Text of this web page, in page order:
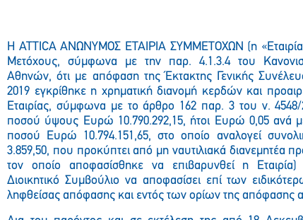
Η ATTICA ΑΝΩΝΥΜΟΣ ΕΤΑΙΡΙΑ ΣΥΜΜΕΤΟΧΩΝ (η
Μετόχους, σύμφωνα με την παρ. 4.1.3.4 του
Αθηνών, ότι με απόφαση της Έκτακτης Γενικής
2019 εγκρίθηκε η χρηματική διανομή κερδών και
Εταιρίας, σύμφωνα με το άρθρο 162 παρ. 3 του ν.
ποσού ύψους Ευρώ 10.790.292,15, ήτοι Ευρώ 0,05 ανά
ποσού Ευρώ 10.794.151,65, στο οποίο αναλογεί
3.859,50, που προκύπτει από μη ναυτιλιακά διανεμητέα
τον οποίο αποφασίσθηκε να επιβαρυνθεί η Εταιρία)
Διοικητικό Συμβούλιο να αποφασίσει επί των
ληφθείσας απόφασης και εντός των ορίων της απόφασης